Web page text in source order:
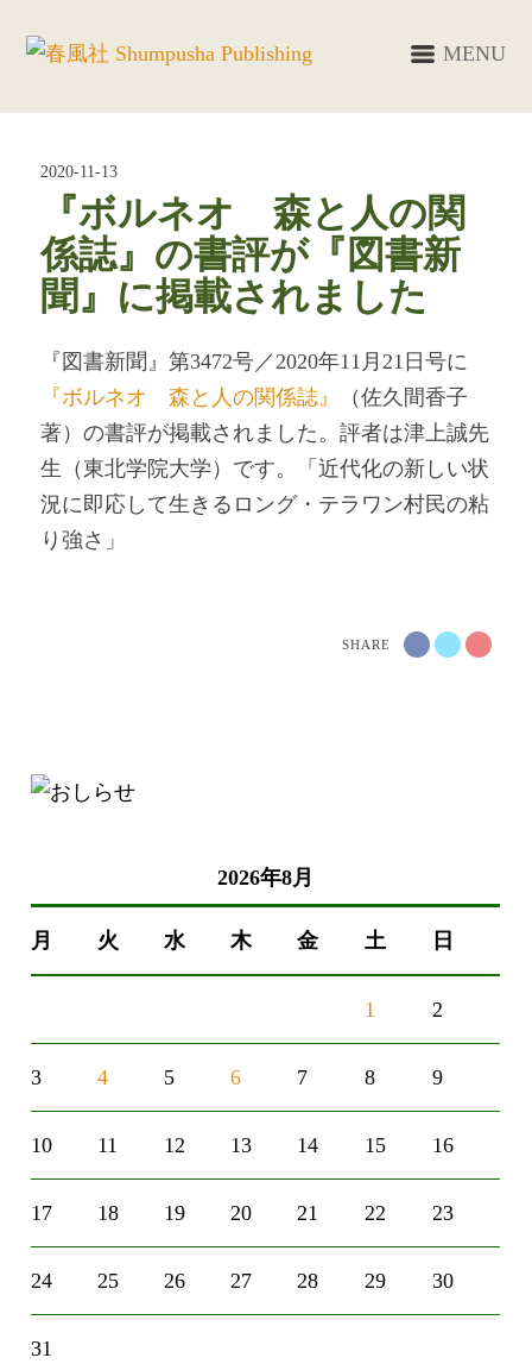
MENU
2020-11-13
『ボルネオ 森と人の関
係誌』の書評が『図書新
聞』に掲載されました
『図書新聞』第3472号／2020年11月21日号に
『ボルネオ 森と人の関係誌』
（佐久間香子
著）の書評が掲載されました。評者は津上誠先
生（東北学院大学）です。「近代化の新しい状
況に即応して生きるロング・テラワン村民の粘
り強さ」
SHARE
2026年8月
月 火 水 木 金 土 日
1 2
3 4 5 6 7 8 9
10 11 12 13 14 15 16
17 18 19 20 21 22 23
24 25 26 27 28 29 30
31